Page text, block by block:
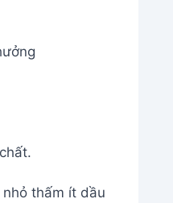
thấm ít dầu